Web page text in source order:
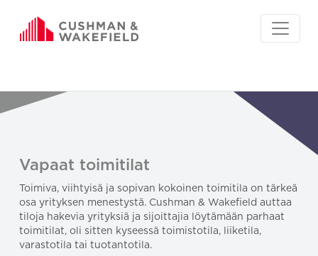
Vapaat toimitilat
Toimiva, viihtyisä ja sopivan kokoinen toimitila on tärkeä
osa yrityksen menestystä. Cushman & Wakefield auttaa
tiloja hakevia yrityksiä ja sijoittajia löytämään parhaat
toimitilat, oli sitten kyseessä toimistotila, liiketila,
varastotila tai tuotantotila.